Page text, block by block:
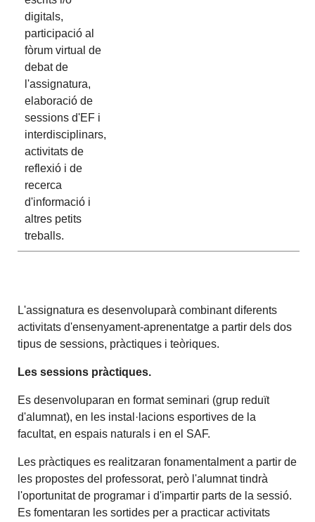
digitals,
participació al
fòrum virtual de
debat de
l'assignatura,
elaboració de
sessions d'EF i
interdisciplinars,
activitats de
reflexió i de
recerca
d'informació i
altres petits
treballs.
L'assignatura es desenvoluparà combinant diferents
activitats d'ensenyament-aprenentatge a partir dels dos
tipus de sessions, pràctiques i teòriques.
Les sessions pràctiques.
Es desenvoluparan en format seminari (grup reduït
d'alumnat), en les instal·lacions esportives de la
facultat, en espais naturals i en el SAF.
Les pràctiques es realitzaran fonamentalment a partir de
les propostes del professorat, però l'alumnat tindrà
l'oportunitat de programar i d'impartir parts de la sessió.
Es fomentaran les sortides per a practicar activitats